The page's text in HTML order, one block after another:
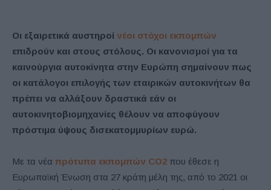
Οι εξαιρετικά αυστηροί νέοι στόχοι εκπομπών
επιδρούν και στους στόλους. Οι κανονισμοί για τα
καινούργια αυτοκίνητα στην Ευρώπη σημαίνουν πως
οι κατάλογοι επιλογής των εταιρικών αυτοκινήτων θα
πρέπει να αλλάξουν δραστικά εάν οι
αυτοκινητοβιομηχανίες θέλουν να αποφύγουν
πρόστιμα ύψους δισεκατομμυρίων ευρώ.
Με τα νέα πρότυπα εκπομπών CO2 που έθεσε η
Ευρωπαϊκή Ένωση στα 27 κράτη μέλη της, από το 2021 οι